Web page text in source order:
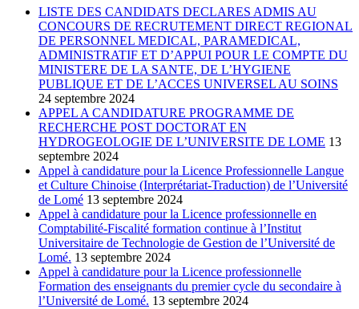
LISTE DES CANDIDATS DECLARES ADMIS AU
CONCOURS DE RECRUTEMENT DIRECT REGIONAL
DE PERSONNEL MEDICAL, PARAMEDICAL,
ADMINISTRATIF ET D’APPUI POUR LE COMPTE DU
MINISTERE DE LA SANTE, DE L’HYGIENE
PUBLIQUE ET DE L’ACCES UNIVERSEL AU SOINS
24 septembre 2024
APPEL A CANDIDATURE PROGRAMME DE
RECHERCHE POST DOCTORAT EN
HYDROGEOLOGIE DE L’UNIVERSITE DE LOME 13
septembre 2024
Appel à candidature pour la Licence Professionnelle Langue
et Culture Chinoise (Interprétariat-Traduction) de l’Université
de Lomé 13 septembre 2024
Appel à candidature pour la Licence professionnelle en
Comptabilité-Fiscalité formation continue à l’Institut
Universitaire de Technologie de Gestion de l’Université de
Lomé. 13 septembre 2024
Appel à candidature pour la Licence professionnelle
Formation des enseignants du premier cycle du secondaire à
l’Université de Lomé. 13 septembre 2024